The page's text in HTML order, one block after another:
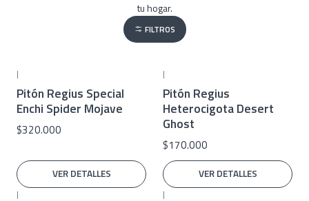
tu hogar.
FILTROS
|
Pitón Regius Special
Enchi Spider Mojave
$320.000
VER DETALLES
|
Pitón Regius
Heterocigota Desert
Ghost
$170.000
VER DETALLES
| |